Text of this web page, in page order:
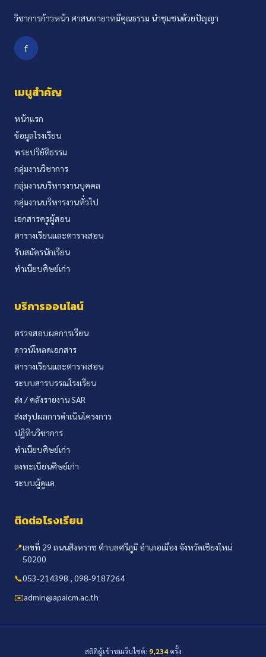
วิชาการก้าวหน้า ศาสนทายาทมีคุณธรรม นำชุมชนด้วยปัญญา
f
เมนูสำคัญ
หน้าแรก
ข้อมูลโรงเรียน
พระปริยัติธรรม
กลุ่มงานวิชาการ
กลุ่มงานบริหารงานบุคคล
กลุ่มงานบริหารงานทั่วไป
เอกสารครูผู้สอน
ตารางเรียนและตารางสอน
รับสมัครนักเรียน
ทำเนียบศิษย์เก่า
บริการออนไลน์
ตรวจสอบผลการเรียน
ดาวน์โหลดเอกสาร
ตารางเรียนและตารางสอน
ระบบสารบรรณโรงเรียน
ส่ง / คลังรายงาน SAR
ส่งสรุปผลการดำเนินโครงการ
ปฏิทินวิชาการ
ทำเนียบศิษย์เก่า
ลงทะเบียนศิษย์เก่า
ระบบผู้ดูแล
ติดต่อโรงเรียน
📍เลขที่ 29 ถนนสิงหราช ตำบลศรีภูมิ อำเภอเมือง จังหวัดเชียงใหม่
50200
📞053-214398 , 098-9187264
✉️admin@apaicm.ac.th
สถิติผู้เข้าชมเว็บไซต์: 9,234ครั้ง